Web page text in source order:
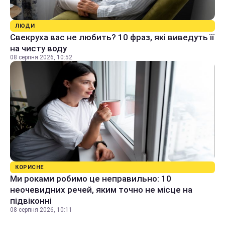
ЛЮДИ
Свекруха вас не любить? 10 фраз, які виведуть її
на чисту воду
08 серпня 2026, 10:52
КОРИСНЕ
Ми роками робимо це неправильно: 10
неочевидних речей, яким точно не місце на
підвіконні
08 серпня 2026, 10:11